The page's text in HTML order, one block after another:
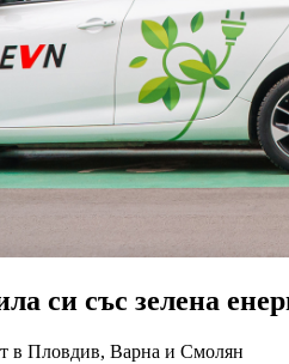
си със зелена
в Пловдив, Варна и Смолян